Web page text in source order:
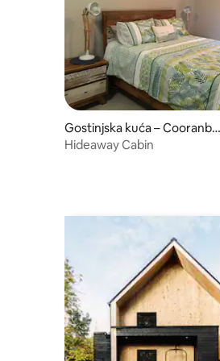
Gostinjska kuća – Cooranbo
ng
Hideaway Cabin